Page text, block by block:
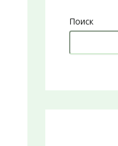
Поиск